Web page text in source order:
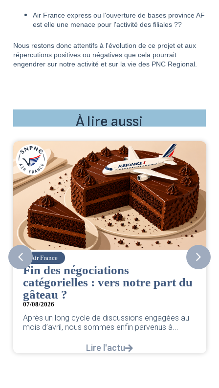
Air France express ou l'ouverture de bases province AF
est elle une menace pour l'activité des filiales ??
Nous restons donc attentifs à l'évolution de ce projet et aux
répercutions positives ou négatives que cela pourrait
engendrer sur notre activité et sur la vie des PNC Regional.
À lire aussi
Air France
Fin des négociations
catégorielles : vers notre part du
gâteau ?
07/08/2026
Après un long cycle de discussions engagées au
mois d’avril, nous sommes enfin parvenus à...
Lire l'actu